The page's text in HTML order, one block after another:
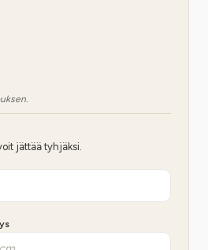
jättää tyhjäksi.